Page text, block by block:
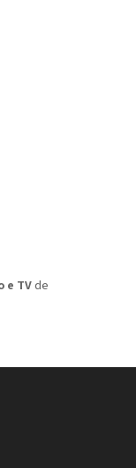
e TVde